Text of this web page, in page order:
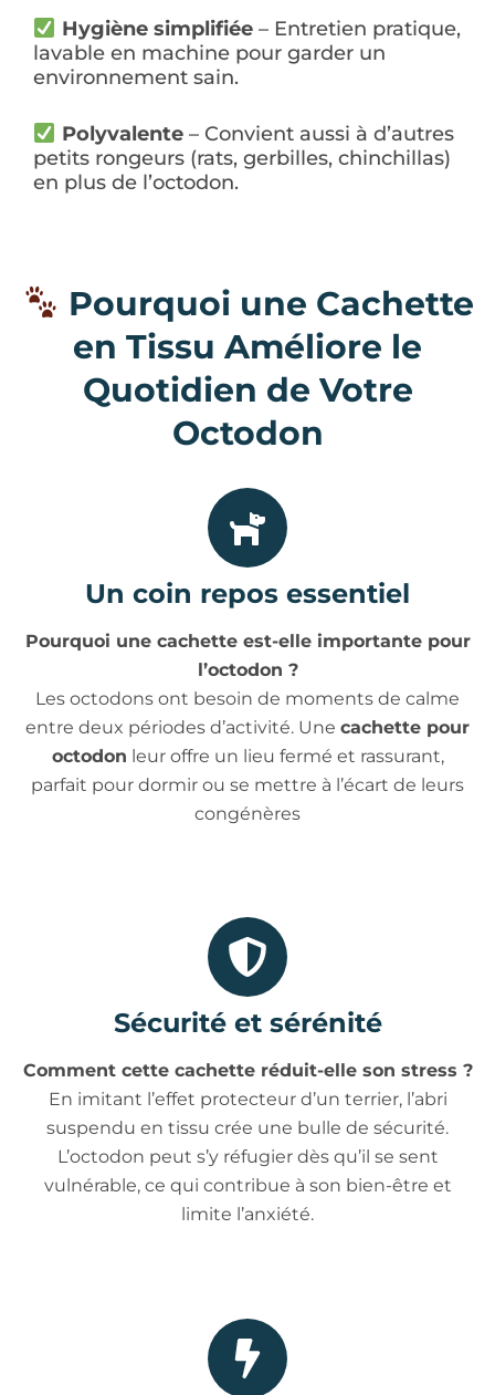
Hygiène simplifiée– Entretien pratique,
lavable en machine pour garder un
environnement sain.
Polyvalente– Convient aussi à d’autres
petits rongeurs (rats, gerbilles, chinchillas)
en plus de l’octodon.
Pourquoi une Cachette
en Tissu Améliore le
Quotidien de Votre
Octodon
Un coin repos essentiel
Pourquoi une cachette est-elle importante pour
l’octodon ?
Les octodons ont besoin de moments de calme
entre deux périodes d’activité. Une cachette pour
octodon leur offre un lieu fermé et rassurant,
parfait pour dormir ou se mettre à l’écart de leurs
congénères
Sécurité et sérénité
Comment cette cachette réduit-elle son stress ?
En imitant l’effet protecteur d’un terrier, l’abri
suspendu en tissu crée une bulle de sécurité.
L’octodon peut s’y réfugier dès qu’il se sent
vulnérable, ce qui contribue à son bien-être et
limite l’anxiété.